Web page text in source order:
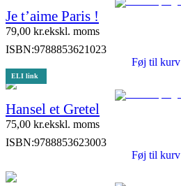
Je t’aime Paris !
79,00 kr.ekskl. moms
ISBN:9788853621023
Føj til kurv
ELI link
Hansel et Gretel
75,00 kr.ekskl. moms
ISBN:9788853623003
Føj til kurv